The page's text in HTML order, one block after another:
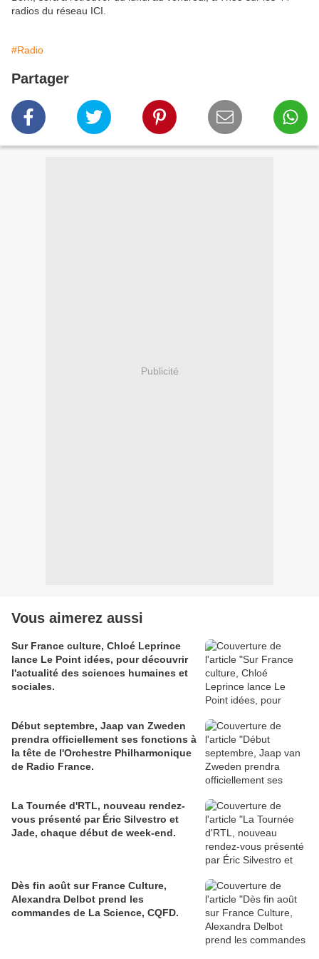
radios du réseau ICI.
#Radio
Partager
Publicité
Vous aimerez aussi
Sur France culture, Chloé Leprince
lance Le Point idées, pour découvrir
l'actualité des sciences humaines et
sociales.
Début septembre, Jaap van Zweden
prendra officiellement ses fonctions à
la tête de l'Orchestre Philharmonique
de Radio France.
La Tournée d'RTL, nouveau rendez-
vous présenté par Éric Silvestro et
Jade, chaque début de week-end.
Dès fin août sur France Culture,
Alexandra Delbot prend les
commandes de La Science, CQFD.